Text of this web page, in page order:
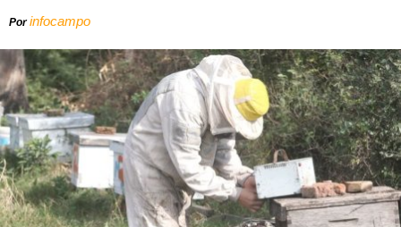
Porinfocampo